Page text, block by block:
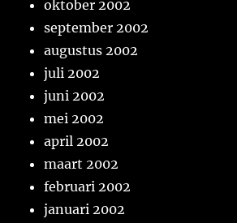
oktober 2002
september 2002
augustus 2002
juli 2002
juni 2002
mei 2002
april 2002
maart 2002
februari 2002
januari 2002